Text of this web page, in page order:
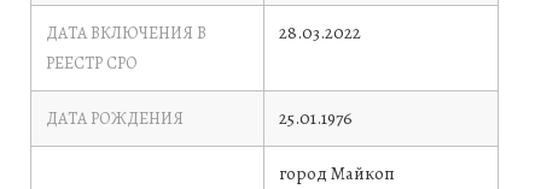
ДАТА ВКЛЮЧЕНИЯ В
РЕЕСТР СРО
28.03.2022
ДАТА РОЖДЕНИЯ 25.01.1976
город Майкоп